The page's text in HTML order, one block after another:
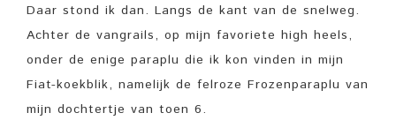
Daar stond ik dan. Langs de kant van de snelweg.
Achter de vangrails, op mijn favoriete high heels,
onder de enige paraplu die ik kon vinden in mijn
Fiat-koekblik, namelijk de felroze Frozenparaplu van
mijn dochtertje van toen 6.